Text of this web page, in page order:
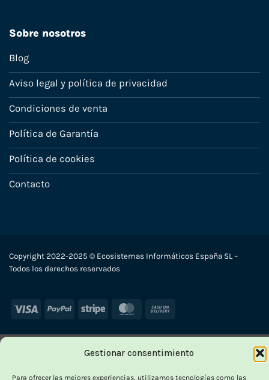
Gestionar consentimiento
Para ofrecer las mejores experiencias, utilizamos tecnologías como las
Sobre nosotros
Blog
Aviso legal y política de privacidad
Condiciones de venta
Política de Garantía
Política de cookies
Contacto
Copyright 2022-2025 © Ecosistemas Informáticos España SL –
Todos los derechos reservados
Visa PayPal Stripe MasterCard
Delivery